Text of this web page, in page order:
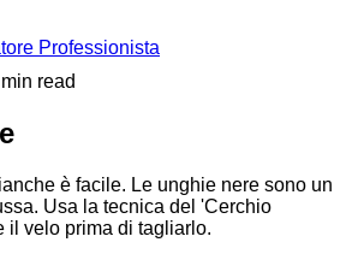
Professionista
read
è facile. Le unghie nere sono un
Usa la tecnica del 'Cerchio
il velo prima di tagliarlo.